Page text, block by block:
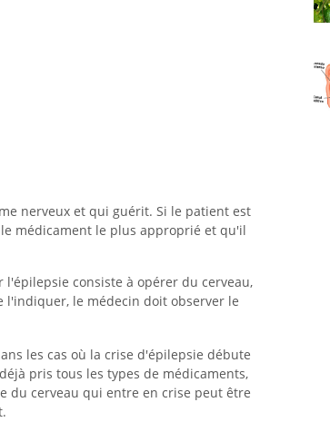
nerveux et qui guérit. Si le patient est
médicament le plus approprié et qu'il
consiste à opérer du cerveau,
l'indiquer, le médecin doit observer le
les cas où la crise d'épilepsie débute
pris tous les types de médicaments,
du cerveau qui entre en crise peut être